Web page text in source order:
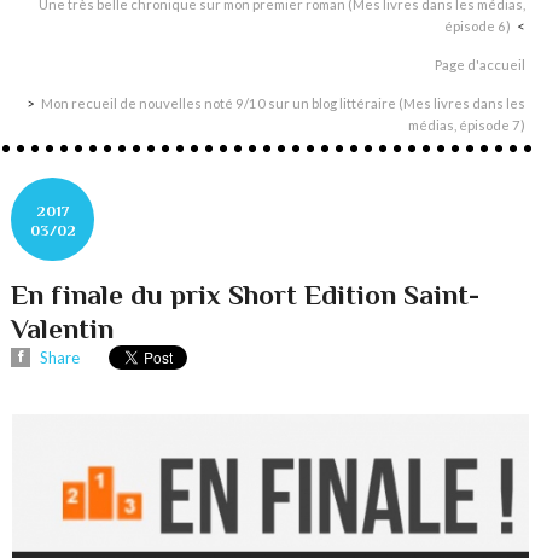
Une très belle chronique sur mon premier roman (Mes livres dans les médias,
épisode 6)
Page d'accueil
Mon recueil de nouvelles noté 9/10 sur un blog littéraire (Mes livres dans les
médias, épisode 7)
2017
03/02
En finale du prix Short Edition Saint-
Valentin
Share